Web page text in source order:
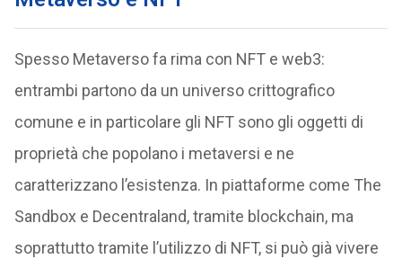
Spesso Metaverso fa rima con NFT e web3:
entrambi partono da un universo crittografico
comune e in particolare gli NFT sono gli oggetti di
proprietà che popolano i metaversi e ne
caratterizzano l’esistenza. In piattaforme come The
Sandbox e Decentraland, tramite blockchain, ma
soprattutto tramite l’utilizzo di NFT, si può già vivere